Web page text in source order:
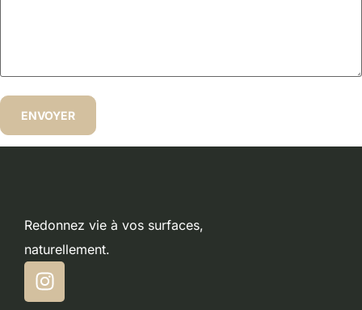
Redonnez vie à vos surfaces,
naturellement.